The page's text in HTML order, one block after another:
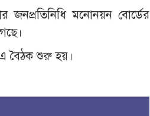
জনপ্রতিনিধি মনোনয়ন বোর্ডের
এ বৈঠক শুরু হয়।